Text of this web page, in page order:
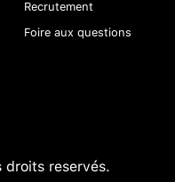
Recrutement
Foire aux questions
reservés.